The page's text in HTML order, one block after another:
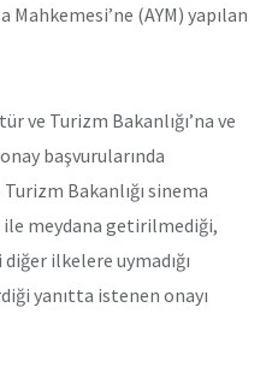
(AYM) yapılan
ve Turizm Bakanlığı’na ve
başvurularında
Bakanlığı sinema
meydana getirilmediği,
ilkelere uymadığı
yanıtta istenen onayı